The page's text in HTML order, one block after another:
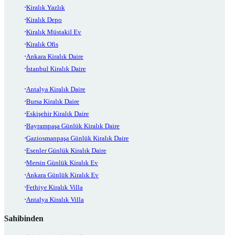
Kiralık Yazlık
Kiralık Depo
Kiralık Müstakil Ev
Kiralık Ofis
Ankara Kiralık Daire
İstanbul Kiralık Daire
Antalya Kiralık Daire
Bursa Kiralık Daire
Eskişehir Kiralık Daire
Bayrampaşa Günlük Kiralık Daire
Gaziosmanpaşa Günlük Kiralık Daire
Esenler Günlük Kiralık Daire
Mersin Günlük Kiralık Ev
Ankara Günlük Kiralık Ev
Fethiye Kiralık Villa
Antalya Kiralık Villa
Sahibinden